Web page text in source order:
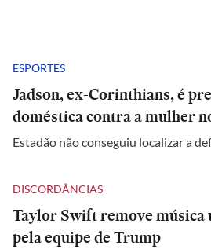
ESPORTES
Jadson, ex-Corinthians, é
doméstica contra a mulher
Estadão não conseguiu localizar a
DISCORDÂNCIAS
Taylor Swift remove música
pela equipe de Trump